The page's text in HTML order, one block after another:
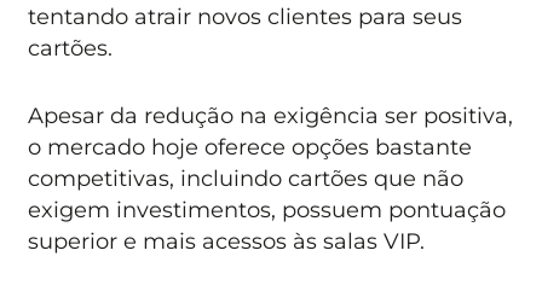
tentando atrair novos clientes para seus
cartões.
Apesar da redução na exigência ser positiva,
o mercado hoje oferece opções bastante
competitivas, incluindo cartões que não
exigem investimentos, possuem pontuação
superior e mais acessos às salas VIP.